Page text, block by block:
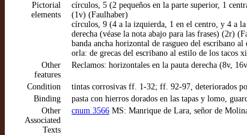
Pictorial
elements
círculos, 5 (2 pequeños en la parte superior, 1
(1v) (Faulhaber)
círculos, 9 (4 a la izquierda, 1 en el centro, y 4 a
derecha (véase la nota abajo para las frases) (2r)
banda ancha horizontal de rasgueo del escribano
orla: de grecas del escribano al estilo de los tacos
Other
features
Reclamos: horizontales en la pauta derecha (8v,
Condition
tintas corrosivas ff. 1-32; ff. 92-97, deteriorados
Binding
pasta con hierros dorados en las tapas y lomo,
Other
Associated
Texts
cnum 3566 MS: Manrique de Lara, señor de